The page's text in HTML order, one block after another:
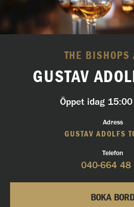
THE BISHOPS
GUSTAV
Öppet idag
Adress
GUSTAV ADOLFS
Telefon
040-664 48
BOKA